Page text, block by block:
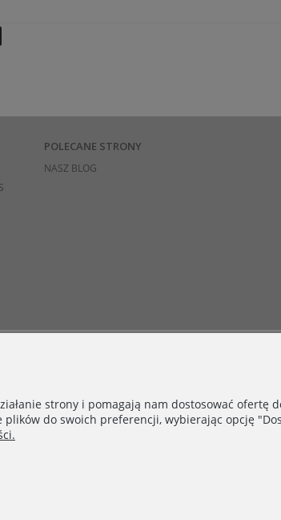
POLECANE STRONY
NASZ BLOG
strony i pomagają nam dostosować ofertę
do swoich preferencji, wybierając opcję